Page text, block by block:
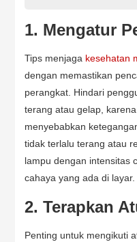
1. Mengatur
Tips menjaga kesehatan
dengan memastikan
perangkat. Hindari
terang atau gelap,
menyebabkan
tidak terlalu terang atau
lampu dengan intensitas
cahaya yang ada di layar.
2. Terapkan
Penting untuk mengikuti